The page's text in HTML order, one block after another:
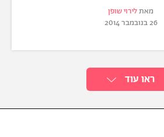
מאתלירוי שופן
26 בנובמבר 2014
ראו עוד